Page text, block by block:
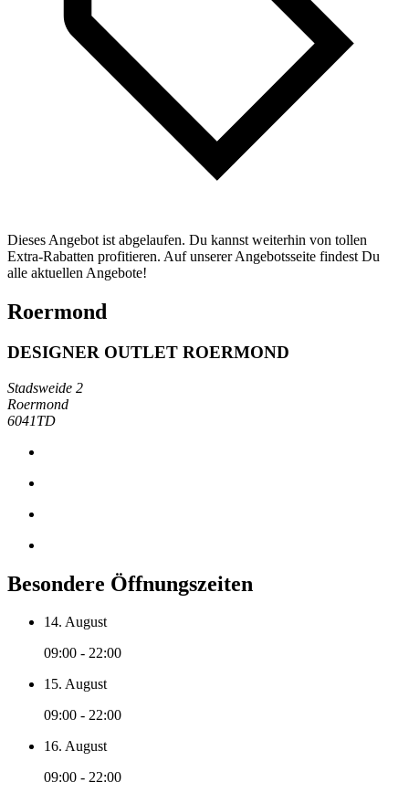
Dieses Angebot ist abgelaufen. Du kannst weiterhin von tollen
Extra-Rabatten profitieren. Auf unserer Angebotsseite findest Du
alle aktuellen Angebote!
Roermond
DESIGNER OUTLET ROERMOND
Stadsweide 2
Roermond
6041TD
Besondere Öffnungszeiten
14. August
09:00 - 22:00
15. August
09:00 - 22:00
16. August
09:00 - 22:00